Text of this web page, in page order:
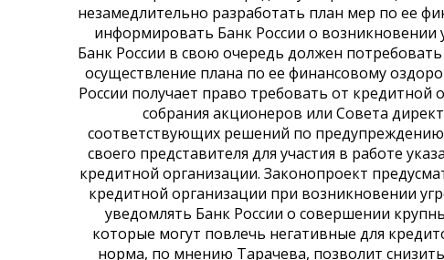
незамедлительно разработать план мер по ее
информировать Банк России о возникновении
Банк России в свою очередь должен
осуществление плана по ее финансовому
России получает право требовать от кредитной
собрания акционеров или Совета
соответствующих решений по
своего представителя для участия в работе
кредитной организации. Законопроект
кредитной организации при возникновении
уведомлять Банк России о совершении
которые могут повлечь негативные для
норма, по мнению Тарачева, позволит